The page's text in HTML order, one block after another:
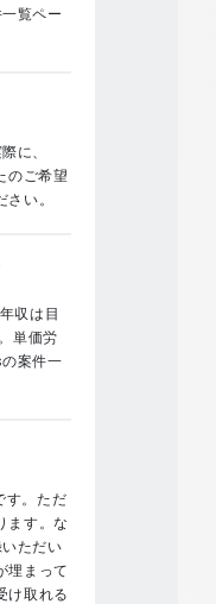
覧ペー
に、
のご希望
い。
収は目
単価労
案件一
す。ただ
ます。な
ただい
埋まって
け取れる